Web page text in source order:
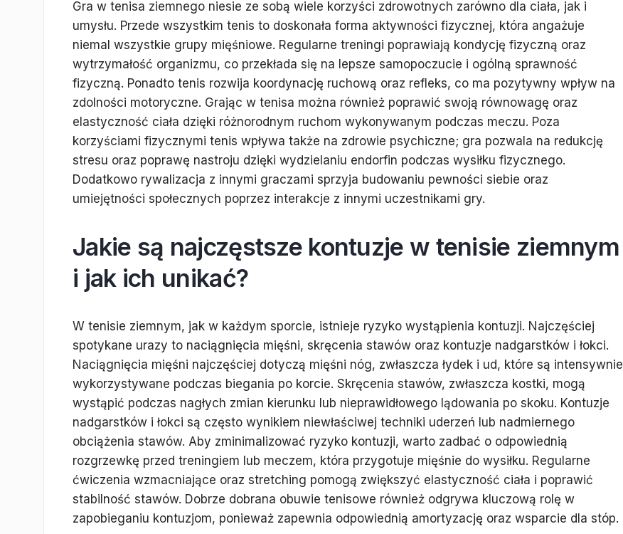
Gra w tenisa ziemnego niesie ze sobą wiele korzyści zdrowotnych zarówno dla ciała, jak i
umysłu. Przede wszystkim tenis to doskonała forma aktywności fizycznej, która angażuje
niemal wszystkie grupy mięśniowe. Regularne treningi poprawiają kondycję fizyczną oraz
wytrzymałość organizmu, co przekłada się na lepsze samopoczucie i ogólną sprawność
fizyczną. Ponadto tenis rozwija koordynację ruchową oraz refleks, co ma pozytywny wpływ na
zdolności motoryczne. Grając w tenisa można również poprawić swoją równowagę oraz
elastyczność ciała dzięki różnorodnym ruchom wykonywanym podczas meczu. Poza
korzyściami fizycznymi tenis wpływa także na zdrowie psychiczne; gra pozwala na redukcję
stresu oraz poprawę nastroju dzięki wydzielaniu endorfin podczas wysiłku fizycznego.
Dodatkowo rywalizacja z innymi graczami sprzyja budowaniu pewności siebie oraz
umiejętności społecznych poprzez interakcje z innymi uczestnikami gry.
Jakie są najczęstsze kontuzje w tenisie ziemnym
i jak ich unikać?
W tenisie ziemnym, jak w każdym sporcie, istnieje ryzyko wystąpienia kontuzji. Najczęściej
spotykane urazy to naciągnięcia mięśni, skręcenia stawów oraz kontuzje nadgarstków i łokci.
Naciągnięcia mięśni najczęściej dotyczą mięśni nóg, zwłaszcza łydek i ud, które są intensywnie
wykorzystywane podczas biegania po korcie. Skręcenia stawów, zwłaszcza kostki, mogą
wystąpić podczas nagłych zmian kierunku lub nieprawidłowego lądowania po skoku. Kontuzje
nadgarstków i łokci są często wynikiem niewłaściwej techniki uderzeń lub nadmiernego
obciążenia stawów. Aby zminimalizować ryzyko kontuzji, warto zadbać o odpowiednią
rozgrzewkę przed treningiem lub meczem, która przygotuje mięśnie do wysiłku. Regularne
ćwiczenia wzmacniające oraz stretching pomogą zwiększyć elastyczność ciała i poprawić
stabilność stawów. Dobrze dobrana obuwie tenisowe również odgrywa kluczową rolę w
zapobieganiu kontuzjom, ponieważ zapewnia odpowiednią amortyzację oraz wsparcie dla stóp.